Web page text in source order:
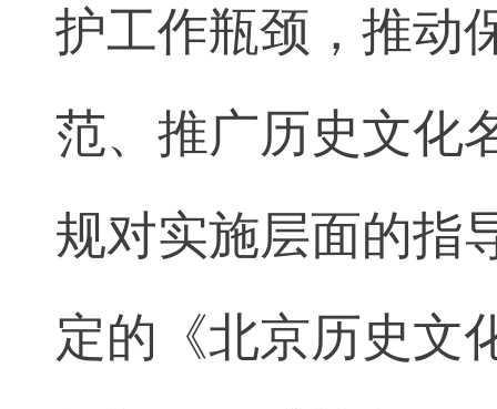
护工作瓶颈，推动
范、推广历史文化
规对实施层面的指
定的《北京历史文